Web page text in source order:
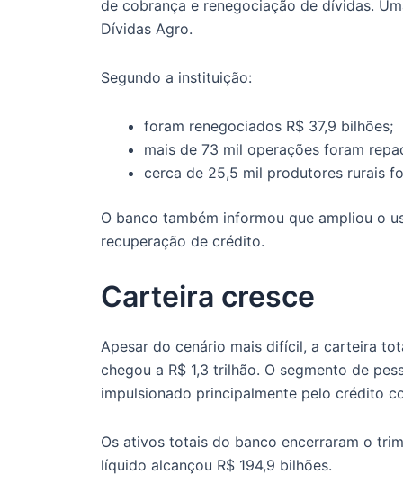
de cobrança e renegociação de dívidas.
Dívidas Agro.
Segundo a instituição:
foram renegociados R$ 37,9 bilhões;
mais de 73 mil operações foram
cerca de 25,5 mil produtores rurais
O banco também informou que ampliou o
recuperação de crédito.
Carteira cresce
Apesar do cenário mais difícil, a carteira
chegou a R$ 1,3 trilhão. O segmento de
impulsionado principalmente pelo crédito
Os ativos totais do banco encerraram o
líquido alcançou R$ 194,9 bilhões.